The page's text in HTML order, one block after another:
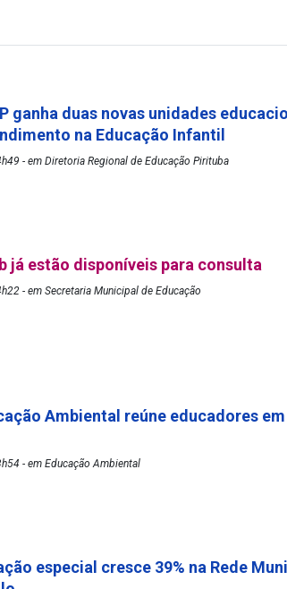
ganha duas novas unidades
na Educação Infantil
- em Diretoria Regional de Educação Pirituba
já estão disponíveis para consulta
- em Secretaria Municipal de Educação
Ambiental reúne educadores
- em Educação Ambiental
especial cresce 39% na Rede